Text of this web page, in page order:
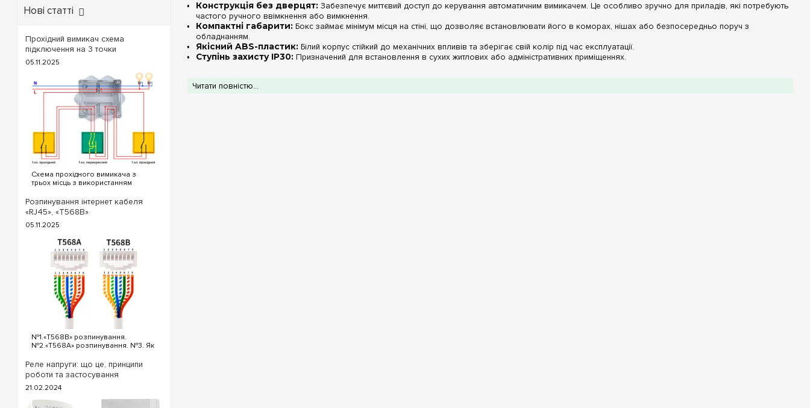
Конструкція без дверцят:Забезпечує миттєвий доступ до керування автоматичним вимикачем. Це особливо зручно для приладів, які потребують
частого ручного ввімкнення або вимкнення.
Компактні габарити:Бокс займає мінімум місця на стіні, що дозволяє встановлювати його в коморах, нішах або безпосередньо поруч з
обладнанням.
Якісний ABS-пластик:Білий корпус стійкий до механічних впливів та зберігає свій колір під час експлуатації.
Ступінь захисту IP30:Призначений для встановлення в сухих житлових або адміністративних приміщеннях.
Читати повністю...
Нові статті
Прохідний вимикач схема
підключення на 3 точки
05.11.2025
Схема прохідного вимикача з
трьох місць з використанням
вимикача. Для реалізації схеми
прохідних вимикачів з трьох точок
будуть потрібні наступні вимикачі:
Два од...
Розпинування інтернет кабеля
«RJ45», «T568B»
05.11.2025
№1.«T568B» розпинування.
№2.«T568A» розпинування. №3. Як
«T568B» розпинування інтернет
кабелю Порядок проводів схеми
«T568B»: «T568B» 1...
Реле напруги: що це, принципи
роботи та застосування
21.02.2024